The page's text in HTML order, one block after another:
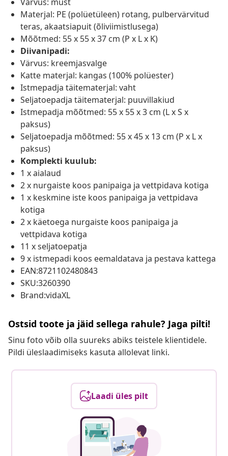
Materjal: PE (polüetüleen) rotang, pulbervärvitud
teras, akaatsiapuit (õliviimistlusega)
Mõõtmed: 55 x 55 x 37 cm (P x L x K)
Diivanipadi:
Värvus: kreemjasvalge
Katte materjal: kangas (100% polüester)
Istmepadja täitematerjal: vaht
Seljatoepadja täitematerjal: puuvillakiud
Istmepadja mõõtmed: 55 x 55 x 3 cm (L x S x
paksus)
Seljatoepadja mõõtmed: 55 x 45 x 13 cm (P x L x
paksus)
Komplekti kuulub:
1 x aialaud
2 x nurgaiste koos panipaiga ja vettpidava kotiga
1 x keskmine iste koos panipaiga ja vettpidava
kotiga
2 x käetoega nurgaiste koos panipaiga ja
vettpidava kotiga
11 x seljatoepatja
9 x istmepadi koos eemaldatava ja pestava kattega
EAN:8721102480843
SKU:3260390
Brand:vidaXL
Ostsid toote ja jäid sellega rahule? Jaga pilti!
Sinu foto võib olla suureks abiks teistele klientidele.
Pildi üleslaadimiseks kasuta allolevat linki.
Laadi üles pilt